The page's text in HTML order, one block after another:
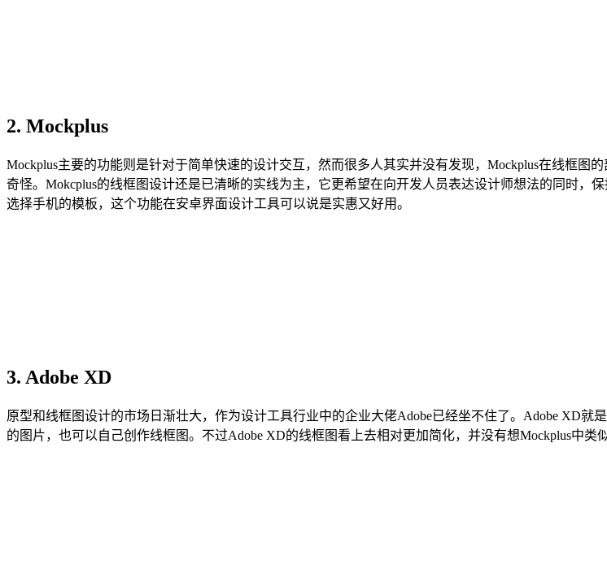
2. Mockplus
Mockplus主要的功能则是针对于简单快速的设计交互，然而很多人其实并没有发现，Mockplus在线框
奇怪。Mokcplus的线框图设计还是已清晰的实线为主，它更希望在向开发人员表达设计师想法的同时
选择手机的模板，这个功能在安卓界面设计工具可以说是实惠又好用。
3. Adobe XD
原型和线框图设计的市场日渐壮大，作为设计工具行业中的企业大佬Adobe已经坐不住了。Adobe XD
的图片，也可以自己创作线框图。不过Adobe XD的线框图看上去相对更加简化，并没有想Mockplus中类